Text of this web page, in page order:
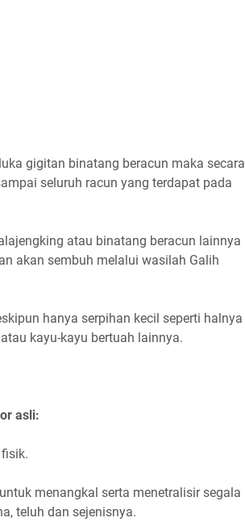
gigitan binatang beracun maka secara
seluruh racun yang terdapat pada
atau binatang beracun lainnya
akan sembuh melalui wasilah Galih
hanya serpihan kecil seperti halnya
kayu-kayu bertuah lainnya.
asli:
menangkal serta menetralisir segala
teluh dan sejenisnya.